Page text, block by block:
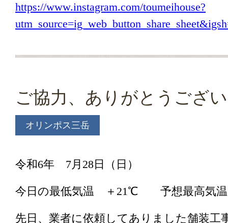
https://www.instagram.com/toumeihouse?
ご協力、ありがとうござ
オリンポス三岳
令和6年 7月28日（日）
今日の最低気温 ＋21℃ 予想最高
先日、業者に依頼してありました舗装工